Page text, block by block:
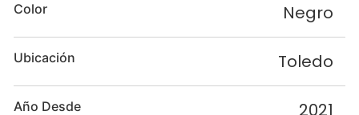
Color Negro
Ubicación Toledo
Año Desde 2021